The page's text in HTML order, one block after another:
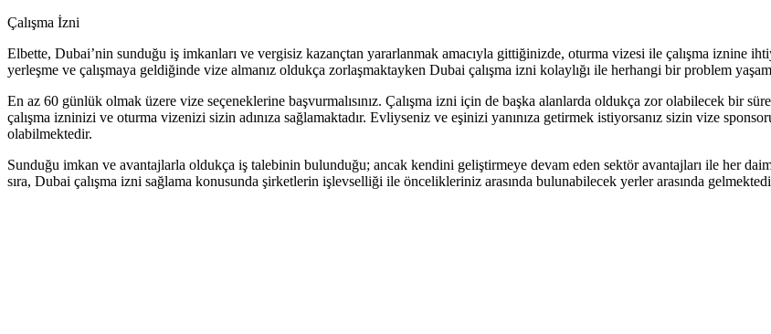
Çalışma İzni
Elbette, Dubai’nin sunduğu iş imkanları ve vergisiz kazançtan yararlanmak amacıyla gittiğinizde, oturma vizesi ile çalışma iznine
yerleşme ve çalışmaya geldiğinde vize almanız oldukça zorlaşmaktayken Dubai çalışma izni kolaylığı ile herhangi bir problem
En az 60 günlük olmak üzere vize seçeneklerine başvurmalısınız. Çalışma izni için de başka alanlarda oldukça zor olabilecek bir
çalışma izninizi ve oturma vizenizi sizin adınıza sağlamaktadır. Evliyseniz ve eşinizi yanınıza getirmek istiyorsanız sizin vize
olabilmektedir.
Sunduğu imkan ve avantajlarla oldukça iş talebinin bulunduğu; ancak kendini geliştirmeye devam eden sektör avantajları ile her
sıra, Dubai çalışma izni sağlama konusunda şirketlerin işlevselliği ile öncelikleriniz arasında bulunabilecek yerler arasında